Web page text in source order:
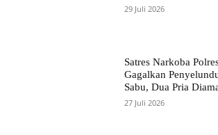
29 Juli 2026
Satres Narkoba
Gagalkan
Sabu, Dua Pria
27 Juli 2026